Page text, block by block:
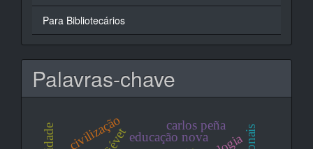
Para Bibliotecários
Palavras-chave
educação nova
carlos peña
civilização